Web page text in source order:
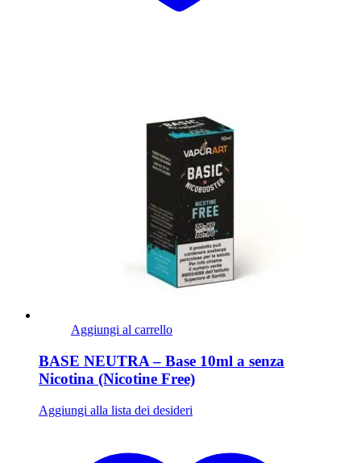
Aggiungi al carrello
BASE NEUTRA – Base 10ml a senza
Nicotina (Nicotine Free)
Aggiungi alla lista dei desideri